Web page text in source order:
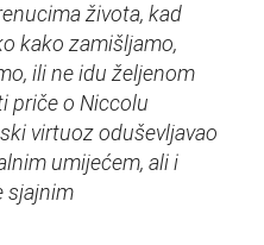
života, kad
kako zamišljamo,
ili ne idu željenom
priče o Niccolu
virtuoz oduševljavao
umijećem, ali i
sjajnim